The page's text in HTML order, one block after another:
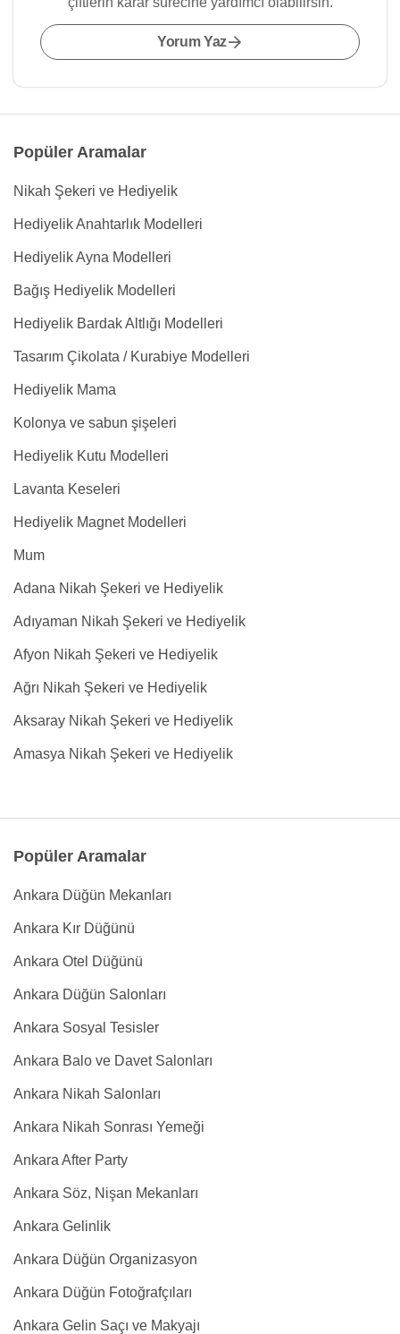
Yorum Yaz
Popüler Aramalar
Nikah Şekeri ve Hediyelik
Hediyelik Anahtarlık Modelleri
Hediyelik Ayna Modelleri
Bağış Hediyelik Modelleri
Hediyelik Bardak Altlığı Modelleri
Tasarım Çikolata / Kurabiye Modelleri
Hediyelik Mama
Kolonya ve sabun şişeleri
Hediyelik Kutu Modelleri
Lavanta Keseleri
Hediyelik Magnet Modelleri
Mum
Adana Nikah Şekeri ve Hediyelik
Adıyaman Nikah Şekeri ve Hediyelik
Afyon Nikah Şekeri ve Hediyelik
Ağrı Nikah Şekeri ve Hediyelik
Aksaray Nikah Şekeri ve Hediyelik
Amasya Nikah Şekeri ve Hediyelik
Popüler Aramalar
Ankara Düğün Mekanları
Ankara Kır Düğünü
Ankara Otel Düğünü
Ankara Düğün Salonları
Ankara Sosyal Tesisler
Ankara Balo ve Davet Salonları
Ankara Nikah Salonları
Ankara Nikah Sonrası Yemeği
Ankara After Party
Ankara Söz, Nişan Mekanları
Ankara Gelinlik
Ankara Düğün Organizasyon
Ankara Düğün Fotoğrafçıları
Ankara Gelin Saçı ve Makyajı